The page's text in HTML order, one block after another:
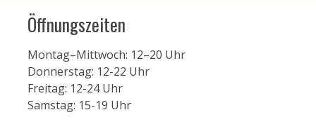
Öffnungszeiten
Montag–Mittwoch: 12–20 Uhr
Donnerstag: 12-22 Uhr
Freitag: 12-24 Uhr
Samstag: 15-19 Uhr